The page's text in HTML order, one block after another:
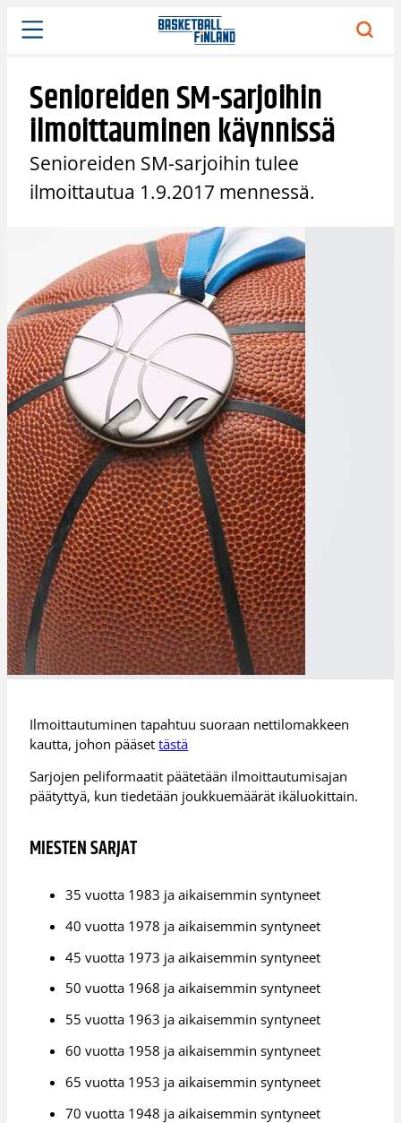
Siirry
sisältöön
Senioreiden SM-sarjoihin
ilmoittauminen käynnissä
Senioreiden SM-sarjoihin tulee
ilmoittautua 1.9.2017 mennessä.
Ilmoittautuminen tapahtuu suoraan nettilomakkeen
kautta, johon pääsettästä
Sarjojen peliformaatit päätetään ilmoittautumisajan
päätyttyä, kun tiedetään joukkuemäärät ikäluokittain.
MIESTEN SARJAT
35 vuotta 1983 ja aikaisemmin syntyneet
40 vuotta 1978 ja aikaisemmin syntyneet
45 vuotta 1973 ja aikaisemmin syntyneet
50 vuotta 1968 ja aikaisemmin syntyneet
55 vuotta 1963 ja aikaisemmin syntyneet
60 vuotta 1958 ja aikaisemmin syntyneet
65 vuotta 1953 ja aikaisemmin syntyneet
70 vuotta 1948 ja aikaisemmin syntyneet